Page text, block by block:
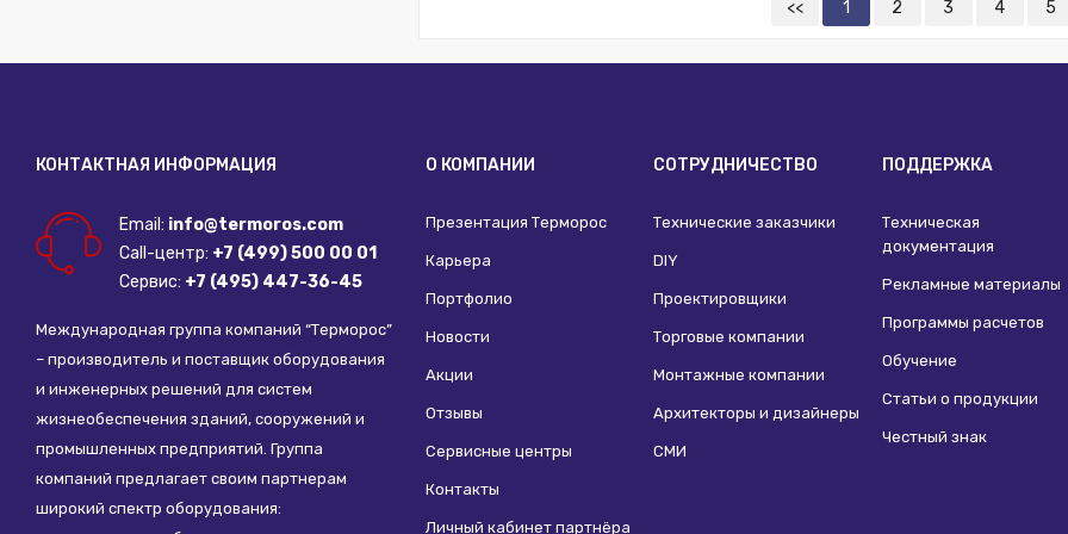
Материал:PE-Xa
<< 1 2 3 4 5
КОНТАКТНАЯ ИНФОРМАЦИЯ
Email: info@termoros.com
Call-центр: +7 (499) 500 00 01
Сервис: +7 (495) 447-36-45
Международная группа компаний “Терморос”
– производитель и поставщик оборудования
и инженерных решений для систем
жизнеобеспечения зданий, сооружений и
промышленных предприятий. Группа
компаний предлагает своим партнерам
широкий спектр оборудования:
О КОМПАНИИ
Презентация Терморос
Карьера
Портфолио
Новости
Акции
Отзывы
Сервисные центры
Контакты
Личный кабинет партнёра
СОТРУДНИЧЕСТВО
Технические заказчики
DIY
Проектировщики
Торговые компании
Монтажные компании
Архитекторы и дизайнеры
СМИ
ПОДДЕРЖКА
Техническая
документация
Рекламные материалы
Программы расчетов
Обучение
Статьи о продукции
Честный знак